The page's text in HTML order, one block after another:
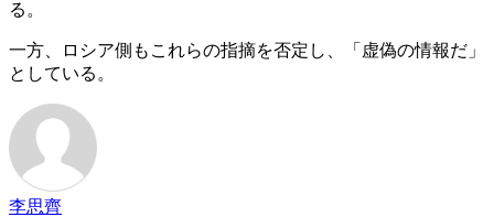
る。
一方、ロシア側もこれらの指摘を否定し、「虚偽の情報だ」
としている。
李思齊